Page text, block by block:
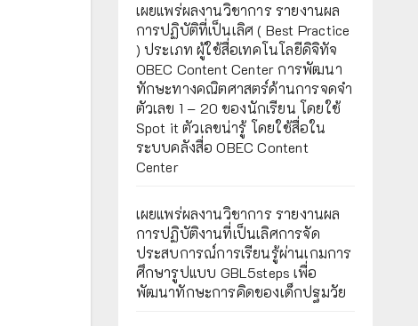
เผยแพร่ผลงานวิชาการ รายงานผล
การปฏิบัติที่เป็นเลิศ ( Best Practice
) ประเภท ผู้ใช้สื่อเทคโนโลยีดิจิทัจ
OBEC Content Center การพัฒนา
ทักษะทางคณิตศาสตร์ด้านการจดจำ
ตัวเลข 1 – 20 ของนักเรียน โดยใช้
Spot it ตัวเลขน่ารู้ โดยใช้สื่อใน
ระบบคลังสื่อ OBEC Content
Center
เผยแพร่ผลงานวิชาการ รายงานผล
การปฏิบัติงานที่เป็นเลิศการจัด
ประสบการณ์การเรียนรู้ผ่านเกมการ
ศึกษารูปแบบ GBL5steps เพื่อ
พัฒนาทักษะการคิดของเด็กปฐมวัย